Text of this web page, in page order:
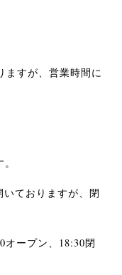
ますが、営業時間に
ておりますが、閉
オープン、18:30閉